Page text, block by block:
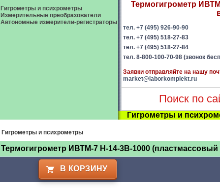
Гигрометры и психрометры
Измерительные преобразователи
Автономные измерители-регистраторы
Термогигрометр
тел. +7 (495) 926-90-90
тел. +7 (495) 518-27-83
тел. +7 (495) 518-27-84
тел. 8-800-100-70-98 (звонок
Заявки отправляйте на нашу
market@laborkomplekt.ru
Поиск по
Гигрометры и
Гигрометры и психрометры
Термогигрометр ИВТМ-7 Н-14-3В-1000 (пластмассовый
В КОРЗИНУ